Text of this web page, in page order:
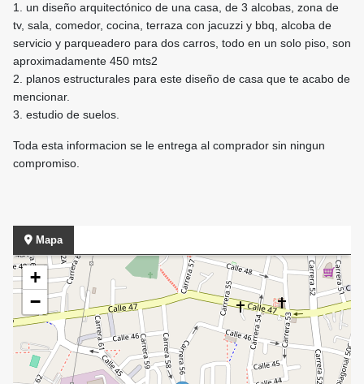
1. un diseño arquitectónico de una casa, de 3 alcobas, zona de
tv, sala, comedor, cocina, terraza con jacuzzi y bbq, alcoba de
servicio y parqueadero para dos carros, todo en un solo piso, son
aproximadamente 450 mts2
2. ⁠planos estructurales para este diseño de casa que te acabo de
mencionar.
3. ⁠estudio de suelos.
Toda esta informacion se le entrega al comprador sin ningun
compromiso.
Mapa
+
−